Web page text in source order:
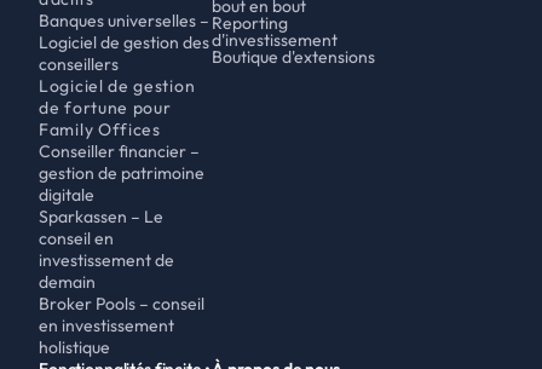
Banques universelles –
Logiciel de gestion des
conseillers
Logiciel de gestion
de fortune pour
Family Offices
Conseiller financier –
gestion de patrimoine
digitale
Sparkassen – Le
conseil en
investissement de
demain
Broker Pools – conseil
en investissement
holistique
bout en bout
Reporting
d'investissement
Boutique d'extensions